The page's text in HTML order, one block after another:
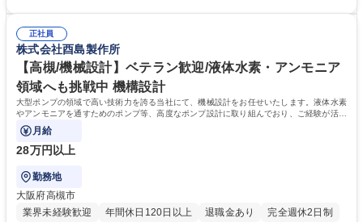
かし意欲的に設計をしてくださる方を歓迎いたします。 学歴・資格 学
歴：大学院 大学 高専 短大 専修学校 高校 語学力： 資格：
正社員
株式会社酉島製作所
【高槻/機械設計】ベテラン歓迎/液体水素・アンモニア
領域へも挑戦中 機構設計
大型ポンプの領域で高い技術力を誇る当社にて、機械設計をお任せいたします。液体水素
やアンモニアを通すためのポンプ等、高度なポンプ設計に取り組んでおり、ご経験が活か
しながら新しい分野に携われる環境です。
月給
28万円以上
勤務地
大阪府高槻市
業界未経験歓迎
年間休日120日以上 退職金あり
完全週休2日制